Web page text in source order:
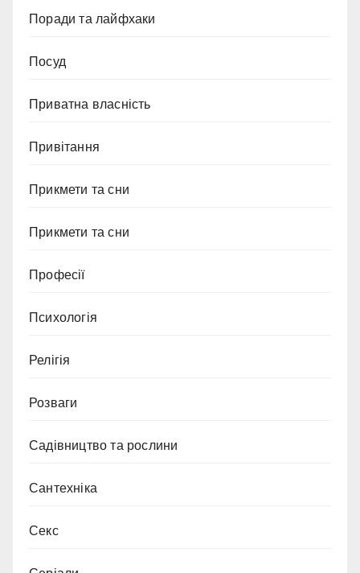
Поради та лайфхаки
Посуд
Приватна власність
Привітання
Прикмети та сни
Прикмети та сни
Професії
Психологія
Релігія
Розваги
Садівництво та рослини
Сантехніка
Секс